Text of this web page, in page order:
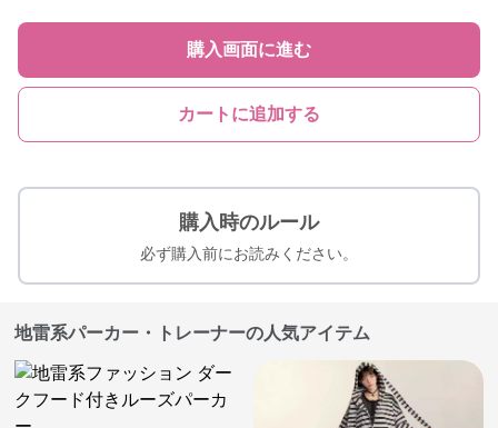
購入画面に進む
カートに追加する
購入時のルール
必ず購入前にお読みください。
地雷系パーカー・トレーナーの人気アイテム